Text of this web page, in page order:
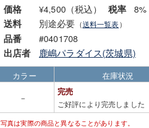
価格 ¥4,500（税込） 税率 8%
送料 別途必要 （送料一覧表）
品番 #0401708
出店者 鹿嶋パラダイス(茨城県)
カラー 在庫状況
－
完売
ご好評により完売しました
写真は実際の商品と異なることがあります。